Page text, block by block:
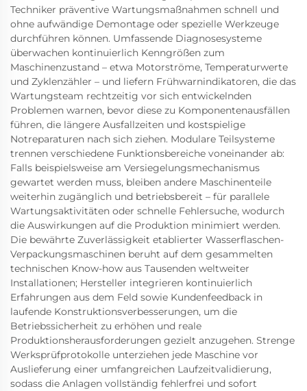
Techniker präventive Wartungsmaßnahmen schnell und
ohne aufwändige Demontage oder spezielle Werkzeuge
durchführen können. Umfassende Diagnosesysteme
überwachen kontinuierlich Kenngrößen zum
Maschinenzustand – etwa Motorströme, Temperaturwerte
und Zyklenzähler – und liefern Frühwarnindikatoren, die das
Wartungsteam rechtzeitig vor sich entwickelnden
Problemen warnen, bevor diese zu Komponentenausfällen
führen, die längere Ausfallzeiten und kostspielige
Notreparaturen nach sich ziehen. Modulare Teilsysteme
trennen verschiedene Funktionsbereiche voneinander ab:
Falls beispielsweise am Versiegelungsmechanismus
gewartet werden muss, bleiben andere Maschinenteile
weiterhin zugänglich und betriebsbereit – für parallele
Wartungsaktivitäten oder schnelle Fehlersuche, wodurch
die Auswirkungen auf die Produktion minimiert werden.
Die bewährte Zuverlässigkeit etablierter Wasserflaschen-
Verpackungsmaschinen beruht auf dem gesammelten
technischen Know-how aus Tausenden weltweiter
Installationen; Hersteller integrieren kontinuierlich
Erfahrungen aus dem Feld sowie Kundenfeedback in
laufende Konstruktionsverbesserungen, um die
Betriebssicherheit zu erhöhen und reale
Produktionsherausforderungen gezielt anzugehen. Strenge
Werksprüfprotokolle unterziehen jede Maschine vor
Auslieferung einer umfangreichen Laufzeitvalidierung,
sodass die Anlagen vollständig fehlerfrei und sofort